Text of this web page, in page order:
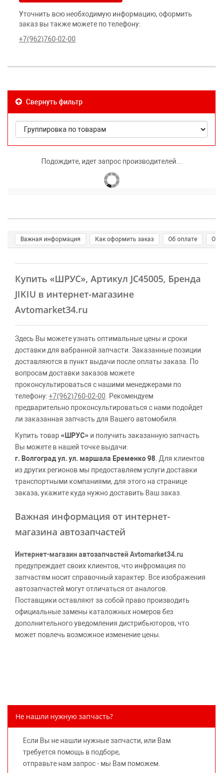
Уточнить всю необходимую информацию, оформить
заказ вы также можете по телефону:
+7(962)760-02-00
Свернуть фильтр
Подождите, идет запрос производителей...
Важная информация Как оформить заказ Об оплате О
Купить «ШРУС», Артикул JC45005, Бренда
JIKIU в интернет-магазине
Avtomarket34.ru
Здесь Вы можете узнать оптимальные цены и сроки
доставки для вабранной запчасти. Заказанные позиции
доставляются в пункт выдачи после оплаты заказа. По
вопросам доставки заказов можете
проконсультироваться с нашими менеджерами по
телефону:+7(962)760-02-00 . Рекомендуем
предварительно проконсультироваться с нами подойдет
ли заказанная запчасть для Вашего автомобиля.
Купить товар«ШРУС» и получить заказанную запчасть
Вы можете в нашей точке выдачи:
г. Волгоград ул. ул. маршала Еременко 98 . Для клиентов
из других регионов мы предоставляем услуги доставки
транспортными компаниями, для этого на странице
заказа, укажите куда нужно доставить Ваш заказ.
Важная информация от интернет-
магазина автозапчастей
Интернет-магазин автозапчастей Avtomarket34.ru
предупреждает своих клиентов, что инфромация по
запчастям носит справочный характер. Все изображения
автозапчастей могут отличаться от аналогов.
Поставщики оставляют за собой право производить
официальные замены каталожных номеров без
дополнительного уведомления дистрибьюторов, что
может повлечь возможное изменение цены.
предлагаемых к продаже запасных частей для
правообладателей указанных товарных знаков.
Требование предоставлять покупателю необходимую и
достоверную информацию о товаре, предлагаемом к
Не нашли нужную запчасть?
Если Вы не нашли нужные запчасти, или Вам
требуется помощь в подборе,
отправьте нам запрос - мы Вам поможем.